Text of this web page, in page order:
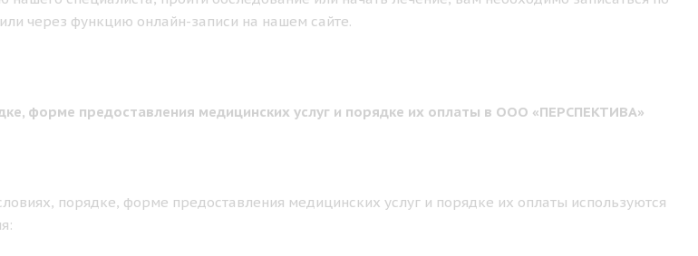
через функцию онлайн-записи на нашем сайте.
форме предоставления медицинских услуг и порядке их оплаты в ООО «ПЕРСПЕКТИВА»
порядке, форме предоставления медицинских услуг и порядке их оплаты используются